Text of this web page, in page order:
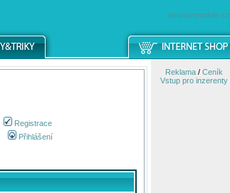
windowsmobile.cz
Registrace
Přihlášení
Reklama/ Ceník
Vstup pro inzerenty